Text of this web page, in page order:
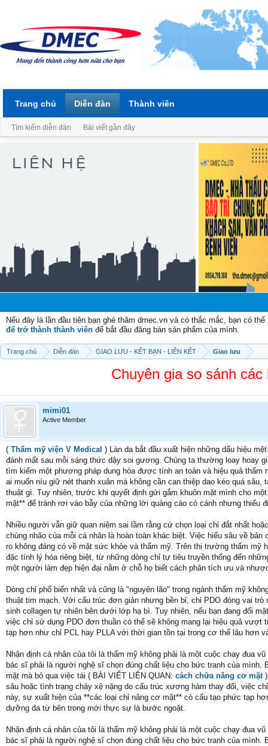
Nếu đây là lần đầu tiên bạn ghé thăm dmec.vn và có thắc mắc, bạn có
để trở thành thành viên để bắt đầu đăng bán sản phẩm của mình.
Trang chủ Diễn đàn GIAO LƯU - KẾT BẠN - LIÊN KẾT Giao lưu
Chuyên gia so sánh
mimi01
Active Member
( Thẩm mỹ viện V Medical ) Làn da bắt đầu xuất hiện những dấu hiệu
đánh mất sau mỗi sáng thức dậy soi gương. Chúng ta thường loay hoay
tìm kiếm một phương pháp dung hòa được tính an toàn và hiệu quả
ai muốn níu giữ nét thanh xuân mà không cần can thiệp dao kéo quá
thuật gì. Tuy nhiên, trước khi quyết định gửi gắm khuôn mặt mình cho
mặt** để tránh rơi vào bẫy của những lời quảng cáo có cánh nhưng thiếu
Nhiều người vẫn giữ quan niệm sai lầm rằng cứ chọn loại chỉ đắt nhất
chùng nhão của mỗi cá nhân là hoàn toàn khác biệt. Việc hiểu sâu về
ro không đáng có về mặt sức khỏe và thẩm mỹ. Trên thị trường thẩm mỹ
đặc tính lý hóa riêng biệt, từ những dòng chỉ tự tiêu truyền thống đến
một người làm đẹp hiện đại nằm ở chỗ họ biết cách phân tích ưu và
Dòng chỉ phổ biến nhất và cũng là "nguyên lão" trong ngành thẩm mỹ
thuật tim mạch. Với cấu trúc đơn giản nhưng bền bỉ, chỉ PDO đóng vai
sinh collagen tự nhiên bên dưới lớp hạ bì. Tuy nhiên, nếu bạn đang đối
việc chỉ sử dụng PDO đơn thuần có thể sẽ không mang lại hiệu quả
tạp hơn như chỉ PCL hay PLLA với thời gian tồn tại trong cơ thể lâu
Nhận định cá nhân của tôi là thẩm mỹ không phải là một cuộc chạy đua
bác sĩ phải là người nghệ sĩ chọn đúng chất liệu cho bức tranh của mình.
mặt mà bỏ qua việc tái ( BÀI VIẾT LIÊN QUAN: cách chữa nâng cơ mặt)
sâu hoặc tình trạng chảy xệ nặng do cấu trúc xương hàm thay đổi, việc
này, sự xuất hiện của **các loại chỉ nâng cơ mặt** có cấu tạo phức tạp
dưỡng da từ bên trong mới thực sự là bước ngoặt.
Nhận định cá nhân của tôi là thẩm mỹ không phải là một cuộc chạy đua
bác sĩ phải là người nghệ sĩ chọn đúng chất liệu cho bức tranh của mình.
Trang chủ Diễn đàn
Tìm kiếm diễn đàn Bài viết gần đây
Thành viên